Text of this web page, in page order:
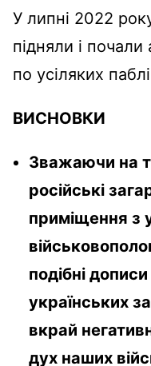
У липні 2022
підняли і
по усіляких
ВИСНОВКИ
Зважаючи на
російські
приміщення з
подібні
українських
вкрай
дух наших